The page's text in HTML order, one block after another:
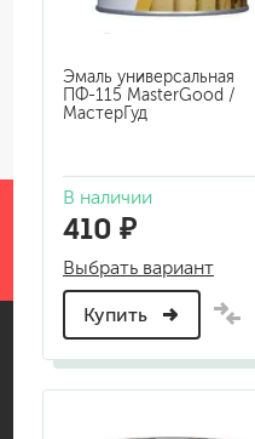
батарей
краски
Эмаль универсальная
ПФ-115 MasterGood /
МастерГуд
В наличии
410 ₽
Выбрать вариант
Купить